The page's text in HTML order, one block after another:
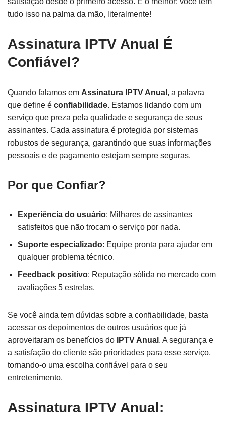
tudo isso na palma da mão, literalmente!
Assinatura IPTV Anual É
Confiável?
Quando falamos em Assinatura IPTV Anual , a palavra
que define é confiabilidade. Estamos lidando com um
serviço que preza pela qualidade e segurança de seus
assinantes. Cada assinatura é protegida por sistemas
robustos de segurança, garantindo que suas informações
pessoais e de pagamento estejam sempre seguras.
Por que Confiar?
Experiência do usuário: Milhares de assinantes
satisfeitos que não trocam o serviço por nada.
Suporte especializado: Equipe pronta para ajudar em
qualquer problema técnico.
Feedback positivo: Reputação sólida no mercado com
avaliações 5 estrelas.
Se você ainda tem dúvidas sobre a confiabilidade, basta
acessar os depoimentos de outros usuários que já
aproveitaram os benefícios do
IPTV Anual . A segurança e
a satisfação do cliente são prioridades para esse serviço,
tornando-o uma escolha confiável para o seu
entretenimento.
Assinatura IPTV Anual: